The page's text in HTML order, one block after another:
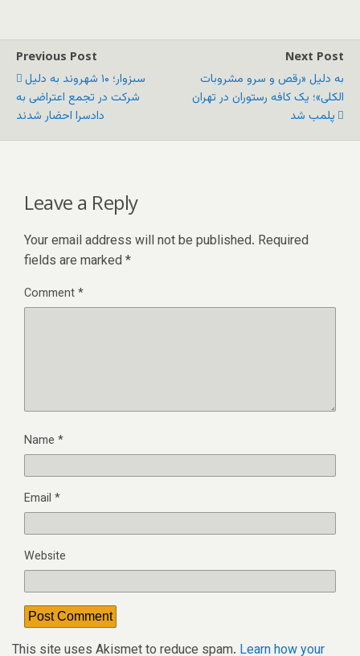
Previous Post
سبزوار؛ ۱۰ شهروند به دلیل
شرکت در تجمع اعتراضی به
دادسرا احضار شدند
Next Post
به دلیل «رقص و سرو مشروبات
الکلی»؛ یک کافه رستوران در تهران
پلمب شد
Leave a Reply
Your email address will not be published. Required
fields are marked *
Comment*
Name *
Email *
Website
This site uses Akismet to reduce spam. Learn how your